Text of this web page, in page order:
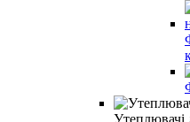
Утеплювачі